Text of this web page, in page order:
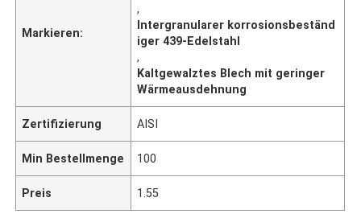
Markieren:
,
Intergranularer korrosionsbeständ
iger 439-Edelstahl
,
Kaltgewalztes Blech mit geringer
Wärmeausdehnung
Zertifizierung AISI
Min Bestellmenge 100
Preis 1.55